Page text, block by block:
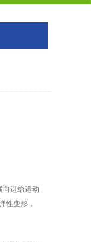
进给运动
性变形，